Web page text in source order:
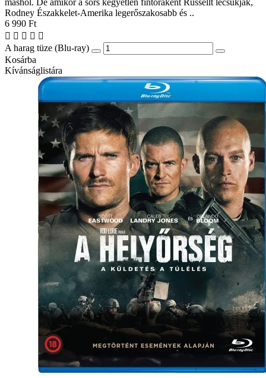
máshol. De amikor a sors kegyetlen fintoraként Russellt lecsukják,
Rodney Északkelet-Amerika legerőszakosabb és ..
6 990 Ft
A harag tüze (Blu-ray)
Kosárba
Kívánságlistára